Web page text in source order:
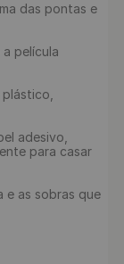
das pontas e
película
adesivo,
para casar
e as sobras que